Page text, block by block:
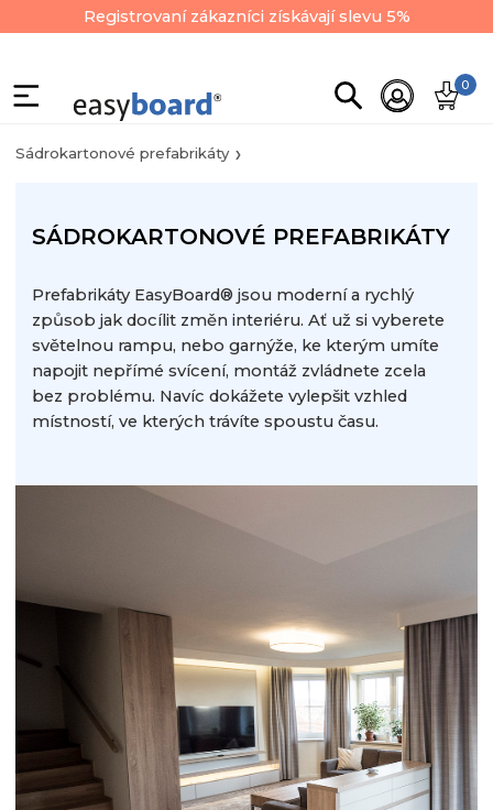
Registrovaní zákazníci získávají slevu 5%
0
Sádrokartonové prefabrikáty
SÁDROKARTONOVÉ PREFABRIKÁTY
Prefabrikáty EasyBoard® jsou moderní a rychlý
způsob jak docílit změn interiéru. Ať už si vyberete
světelnou rampu, nebo garnýže, ke kterým umíte
napojit nepřímé svícení, montáž zvládnete zcela
bez problému. Navíc dokážete vylepšit vzhled
místností, ve kterých trávíte spoustu času.